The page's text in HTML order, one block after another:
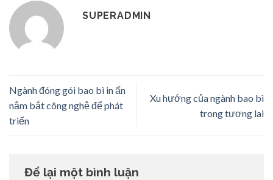
SUPERADMIN
Ngành đóng gói bao bì in ấn
nắm bắt công nghệ để phát
triển
Xu hướng của ngành bao bì
trong tương lai
Để lại một bình luận